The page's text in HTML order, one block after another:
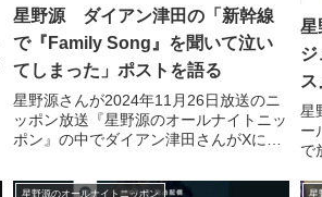
星野源 ダイアン津田の「新幹線
で『Family Song』を聞いて泣い
てしまった」ポストを語る
星野源さんが2024年11月26日放送のニ
ッポン放送『星野源のオールナイトニッ
ポン』の中でダイアン津田さんがXに投
Songを聞いてポロポロ泣いてしまっ
星
ジ
星
ー
で
話
星野源のオールナイトニッポン 星